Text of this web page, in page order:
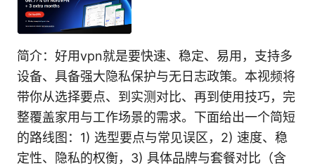
简介：好用vpn就是要快速、稳定、易用，支持多
设备、具备强大隐私保护与无日志政策。本视频将
带你从选择要点、到实测对比、再到使用技巧，完
整覆盖家用与工作场景的需求。下面给出一个简短
的路线图：1) 选型要点与常见误区，2) 速度、稳
定性、隐私的权衡，3) 具体品牌与套餐对比（含